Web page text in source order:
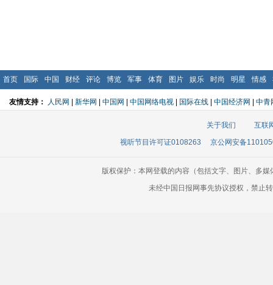
首页 国际 中国 财经 评论 博览 军事 体育 图片 娱乐 时尚 明星 情感
友情支持： 人民网 | 新华网 | 中国网 | 中国网络电视 | 国际在线 | 中国经济网 | 中青
关于我们
互联
视听节目许可证0108263
京公网安备
版权保护：本网登载的内容（包括文字、图片、多
未经中国日报网事先协议授权，禁止